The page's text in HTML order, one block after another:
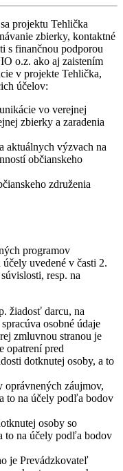
projektu Tehlička
zbierky, kontaktné
s finančnou podporou
o.z. ako aj zaistením
v projekte Tehlička,
účelov:
vo verejnej
zbierky a zaradenia
aktuálnych výzvach na
občianskeho
združenia
programov
uvedené v časti 2.
resp. na
žiadosť darcu, na
osobné údaje
zmluvnou stranou je
opatrení pred
dotknutej osoby, a to
oprávnených záujmov,
to na účely podľa bodov
osoby so
to na účely podľa bodov
je Prevádzkovateľ